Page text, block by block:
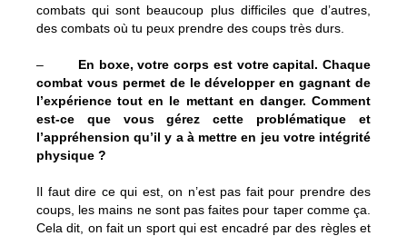
combats qui sont beaucoup plus difficiles que d’autres,
des combats où tu peux prendre des coups très durs.
– En boxe, votre corps est votre capital. Chaque
combat vous permet de le développer en gagnant de
l’expérience tout en le mettant en danger. Comment
est-ce que vous gérez cette problématique et
l’appréhension qu’il y a à mettre en jeu votre intégrité
physique ?
Il faut dire ce qui est, on n’est pas fait pour prendre des
coups, les mains ne sont pas faites pour taper comme ça.
Cela dit, on fait un sport qui est encadré par des règles et